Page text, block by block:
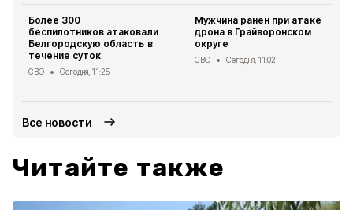
Более 300
беспилотников атаковали
Белгородскую область в
течение суток
СВО Сегодня, 11:25
Мужчина ранен при атаке
дрона в Грайворонском
округе
СВО Сегодня, 11:02
Все новости
Читайте также